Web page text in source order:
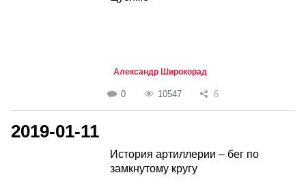
Александр Широкорад
0 10547 6
2019-01-11
История артиллерии – бег по
замкнутому кругу